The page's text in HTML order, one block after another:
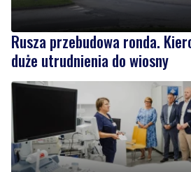
Rusza przebudowa ronda.
duże utrudnienia do wiosny